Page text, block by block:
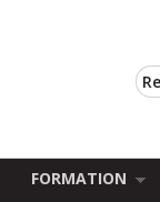
FORMATION